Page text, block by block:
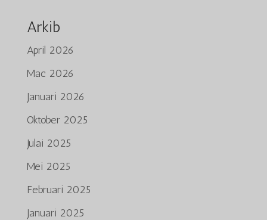
Arkib
April 2026
Mac 2026
Januari 2026
Oktober 2025
Julai 2025
Mei 2025
Februari 2025
Januari 2025